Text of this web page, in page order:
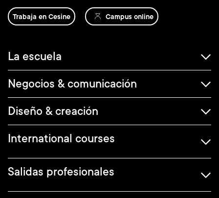
Trabaja en Cesine Campus online
Navegación
principal
La escuela
Negocios & comunicación
Diseño & creación
International courses
Salidas profesionales